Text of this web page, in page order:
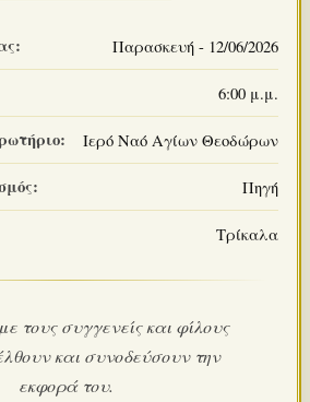
Παρασκευή - 12/06/2026
6:00 μ.μ.
Ιερό Ναό Αγίων Θεοδώρων
Πηγή
Τρίκαλα
τους συγγενείς και φίλους
και συνοδεύσουν την
εκφορά του.